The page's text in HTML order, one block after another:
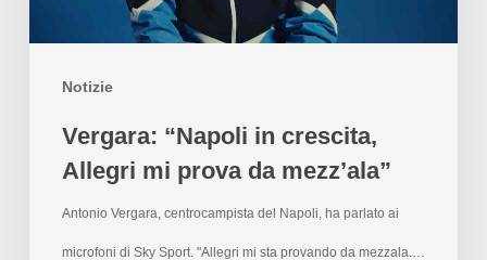
Notizie
Vergara: “Napoli in crescita,
Allegri mi prova da mezz’ala”
Antonio Vergara, centrocampista del Napoli, ha parlato ai
microfoni di Sky Sport. "Allegri mi sta provando da mezzala.…